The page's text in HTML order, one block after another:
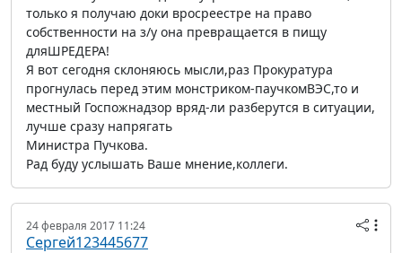
только я получаю доки вросреестре на право
собственности на з/у она превращается в пищу
дляШРЕДЕРА!
Я вот сегодня склоняюсь мысли,раз Прокуратура
прогнулась перед этим монстриком-паучкомВЭС,то и
местный Госпожнадзор вряд-ли разберутся в ситуации,
лучше сразу напрягать
Министра Пучкова.
Рад буду услышать Ваше мнение,коллеги.
24 февраля 2017 11:24
Сергей123445677